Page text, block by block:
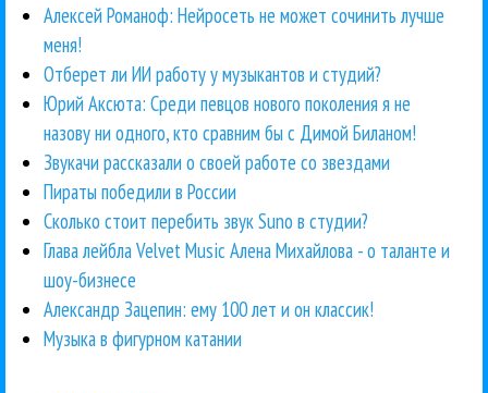
Алексей Романоф: Нейросеть не может сочинить лучше
меня!
Отберет ли ИИ работу у музыкантов и студий?
Юрий Аксюта: Среди певцов нового поколения я не
назову ни одного, кто сравним бы с Димой Биланом!
Звукачи рассказали о своей работе со звездами
Пираты победили в России
Сколько стоит перебить звук Suno в студии?
Глава лейбла Velvet Music Алена Михайлова - о таланте и
шоу-бизнесе
Александр Зацепин: ему 100 лет и он классик!
Музыка в фигурном катании